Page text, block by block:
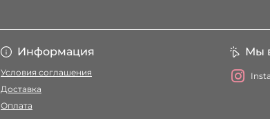
Информация
Условия соглашения
Доставка
Оплата
Мы